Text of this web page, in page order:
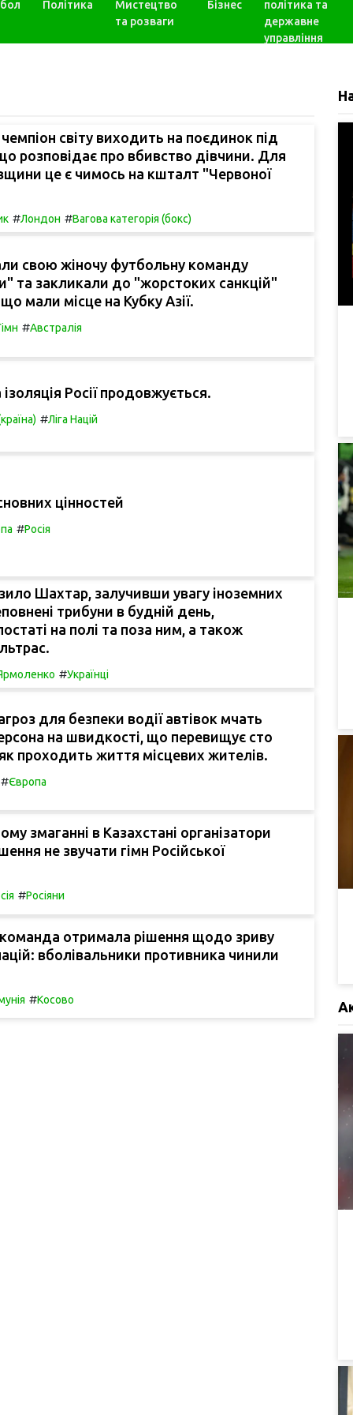
Політика
Мистецтво
та розваги
Бізнес
політика та
державне
управління
світу виходить на поєдинок під
що розповідає про вбивство дівчини. Для
це є чимось на кшталт "Червоної
#Лондон #Вагова категорія (бокс)
свою жіночу футбольну команду
та закликали до "жорстоких санкцій"
мали місце на Кубку Азії.
#Австралія
Росії продовжується.
#Ліга Націй
цінностей
#Росія
Шахтар, залучивши увагу іноземних
трибуни в будній день,
на полі та поза ним, а також
#Українці
для безпеки водії автівок мчать
на швидкості, що перевищує сто
проходить життя місцевих жителів.
Європа
змаганні в Казахстані організатори
не звучати гімн Російської
#Росіяни
отримала рішення щодо зриву
вболівальники противника чинили
#Косово